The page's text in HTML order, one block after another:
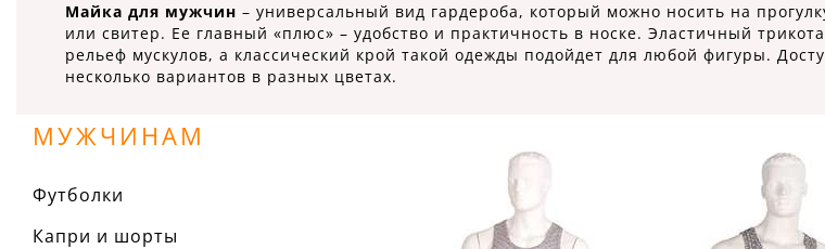
Майка для мужчин – универсальный вид гардероба, который можно носить на
или свитер. Ее главный «плюс» – удобство и практичность в носке. Эластичный
рельеф мускулов, а классический крой такой одежды подойдет для любой фигуры.
несколько вариантов в разных цветах.
МУЖЧИНАМ
Футболки
Капри и шорты